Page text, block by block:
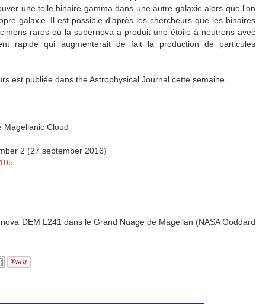
une telle binaire gamma dans une autre galaxie alors que l'on
galaxie. Il est possible d'après les chercheurs que les binaires
rares où la supernova a produit une étoile à neutrons avec
rapide qui augmenterait de fait la production de particules
est publiée dans the Astrophysical Journal cette semaine.
Magellanic Cloud
2 (27 september 2016)
DEM L241 dans le Grand Nuage de Magellan (NASA Goddard